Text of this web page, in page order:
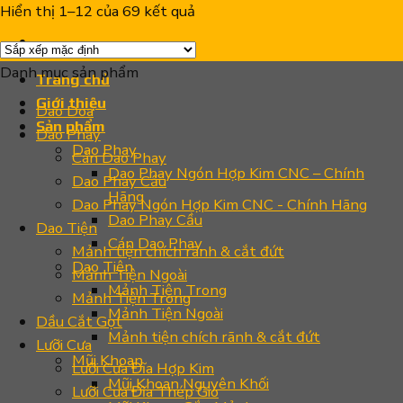
Trang chủ
Giới thiệu
Sản phẩm
Dao Phay
Dao Phay Ngón Hợp Kim CNC – Chính
Hãng
Dao Phay Cầu
Cán Dao Phay
Dao Tiện
Mảnh Tiện Trong
Mảnh Tiện Ngoài
Mảnh tiện chích rãnh & cắt đứt
Mũi Khoan
Mũi Khoan Nguyên Khối
Hiển thị 1–12 của 69 kết quả
Danh mục sản phẩm
Dao Doa
Dao Phay
Cán Dao Phay
Dao Phay Cầu
Dao Phay Ngón Hợp Kim CNC - Chính Hãng
Dao Tiện
Mảnh tiện chích rãnh & cắt đứt
Mảnh Tiện Ngoài
Mảnh Tiện Trong
Dầu Cắt Gọt
Lưỡi Cưa
Lưỡi Cưa Đĩa Hợp Kim
Lưỡi Cưa Đĩa Thép Gió